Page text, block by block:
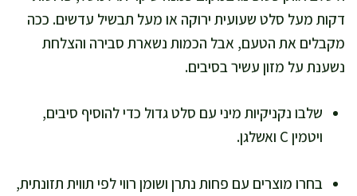
דקות מעל סלט שעועית ירוקה או מעל תבשיל עדשים. ככה
מקבלים את הטעם, אבל הכמות נשארת סבירה והצלחת
נשענת על מזון עשיר בסיבים.
שלבו נקניקיות מיני עם סלט גדול כדי להוסיף סיבים,
ויטמין C ואשלגן.
בחרו מוצרים עם פחות נתרן ושומן רווי לפי תווית תזונתית,